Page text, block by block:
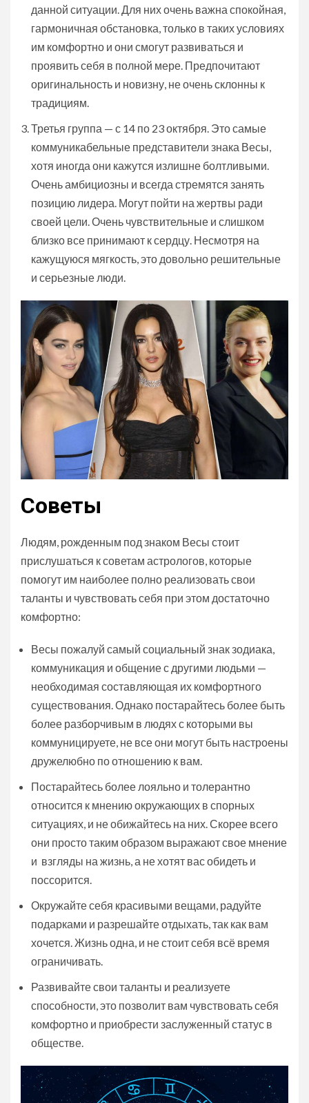
данной ситуации. Для них очень важна спокойная,
гармоничная обстановка, только в таких условиях
им комфортно и они смогут развиваться и
проявить себя в полной мере. Предпочитают
оригинальность и новизну, не очень склонны к
традициям.
Третья группа — с 14 по 23 октября. Это самые
коммуникабельные представители знака Весы,
хотя иногда они кажутся излишне болтливыми.
Очень амбициозны и всегда стремятся занять
позицию лидера. Могут пойти на жертвы ради
своей цели. Очень чувствительные и слишком
близко все принимают к сердцу. Несмотря на
кажущуюся мягкость, это довольно решительные
и серьезные люди.
Советы
Людям, рожденным под знаком Весы стоит
прислушаться к советам астрологов, которые
помогут им наиболее полно реализовать свои
таланты и чувствовать себя при этом достаточно
комфортно:
Весы пожалуй самый социальный знак зодиака,
коммуникация и общение с другими людьми —
необходимая составляющая их комфортного
существования. Однако постарайтесь более быть
более разборчивым в людях с которыми вы
коммуницируете, не все они могут быть настроены
дружелюбно по отношению к вам.
Постарайтесь более лояльно и толерантно
относится к мнению окружающих в спорных
ситуациях, и не обижайтесь на них. Скорее всего
они просто таким образом выражают свое мнение
и взгляды на жизнь, а не хотят вас обидеть и
поссорится.
Окружайте себя красивыми вещами, радуйте
подарками и разрешайте отдыхать, так как вам
хочется. Жизнь одна, и не стоит себя всё время
ограничивать.
Развивайте свои таланты и реализуете
способности, это позволит вам чувствовать себя
комфортно и приобрести заслуженный статус в
обществе.